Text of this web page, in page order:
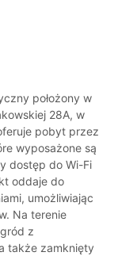
położony w
28A, w
pobyt przez
wyposażone są
dostęp do Wi-Fi
oddaje do
umożliwiając
Na terenie
z
także zamknięty